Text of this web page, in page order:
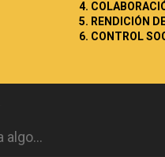
4.
5. RENDICIÓN
6. CONTROL